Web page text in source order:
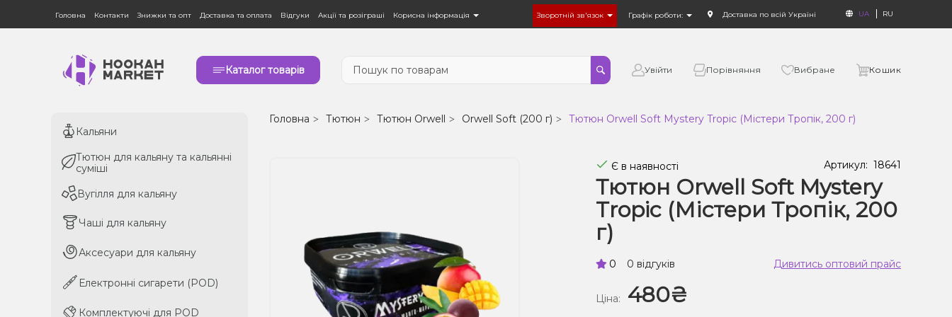
Головна Контакти Знижки та опт Доставка та оплата Відгуки Акції та розіграші Корисна інформація Зворотній зв'язок Графік роботи: Доставка по всій Україні UA RU
Каталог товарів Увійти Порівняння Вибране Кошик
Кальяни
Тютюн для кальяну та кальянні
суміші
Вугілля для кальяну
Чаші для кальяну
Аксесуари для кальяну
Електронні сигарети (POD)
Комплектуючі для POD
Кальяни
Тютюн для кальяну та кальянні
суміші
Вугілля для кальяну
Чаші для кальяну
Аксесуари для кальяну
Електронні сигарети (POD)
Комплектуючі для POD
Головна Тютюн Тютюн Orwell Orwell Soft (200 г) Тютюн Orwell Soft Mystery Tropic (Містери Тропік, 200 г)
Є в наявності Артикул: 18641
Тютюн Orwell Soft Mystery
Tropic (Містери Тропік, 200
г)
0 0 відгуків Дивитись оптовий прайс
Ціна: 480₴